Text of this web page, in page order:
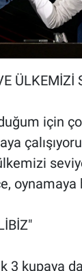
ÜLKEMİZİ
için
oynamaya
3 kupaya